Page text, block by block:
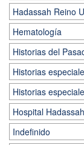
Hadassah Reino
Hematología
Historias del
Historias
Historias
Hospital Hadassah
Indefinido